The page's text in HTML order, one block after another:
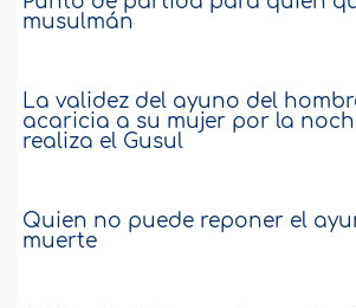
musulmán
La validez del ayuno del
acaricia a su mujer por la
realiza el Gusul
Quien no puede reponer el
muerte